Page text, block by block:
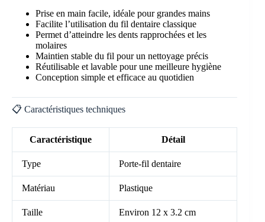
Prise en main facile, idéale pour grandes mains
Facilite l’utilisation du fil dentaire classique
Permet d’atteindre les dents rapprochées et les
molaires
Maintien stable du fil pour un nettoyage précis
Réutilisable et lavable pour une meilleure hygiène
Conception simple et efficace au quotidien
📋 Caractéristiques techniques
Caractéristique Détail
Type Porte-fil dentaire
Matériau Plastique
Taille Environ 12 x 3.2 cm